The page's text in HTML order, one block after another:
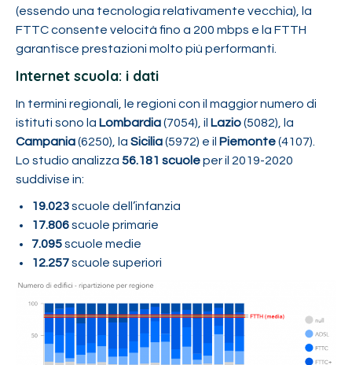
(essendo una tecnologia relativamente vecchia), la
FTTC consente velocità fino a 200 mbps e la FTTH
garantisce prestazioni molto più performanti.
Internet scuola: i dati
In termini regionali, le regioni con il maggior numero di
istituti sono la Lombardia(7054), il Lazio(5082), la
Campania(6250), la Sicilia(5972) e il Piemonte(4107).
Lo studio analizza 56.181 scuoleper il 2019-2020
suddivise in:
19.023scuole dell’infanzia
17.806scuole primarie
7.095scuole medie
12.257scuole superiori